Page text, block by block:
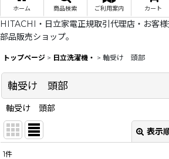
ホーム 商品検索 ご利用案内 カート
HITACHI・日立家電正規取引代理店・お客
部品販売ショップ。
トップページ > 日立洗濯機・ > 軸受け 頭部
軸受け 頭部
軸受け 頭部
表示
1件